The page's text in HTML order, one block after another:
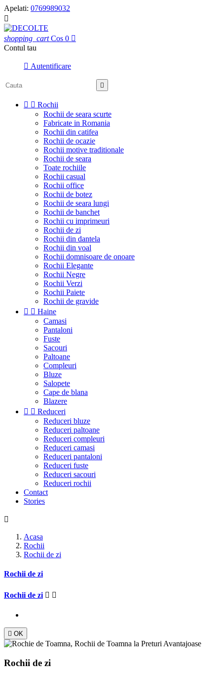
Apelati: 0769989032

shopping_cart Cos 0 
Contul tau
 Autentificare

  Rochii
Rochii de seara scurte
Fabricate in Romania
Rochii din catifea
Rochii de ocazie
Rochii motive traditionale
Rochii de seara
Toate rochiile
Rochii casual
Rochii office
Rochii de botez
Rochii de seara lungi
Rochii de banchet
Rochii cu imprimeuri
Rochii de zi
Rochii din dantela
Rochii din voal
Rochii domnisoare de onoare
Rochii Elegante
Rochii Negre
Rochii Verzi
Rochii Paiete
Rochii de gravide
  Haine
Camasi
Pantaloni
Fuste
Sacouri
Paltoane
Compleuri
Bluze
Salopete
Cape de blana
Blazere
  Reduceri
Reduceri bluze
Reduceri paltoane
Reduceri compleuri
Reduceri camasi
Reduceri pantaloni
Reduceri fuste
Reduceri sacouri
Reduceri rochii
Contact
Stories

Acasa
Rochii
Rochii de zi
Rochii de zi
Rochii de zi  
 OK
Rochii de zi